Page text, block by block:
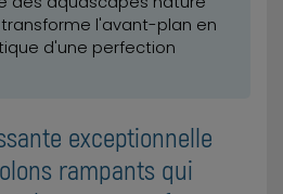
l'avant-plan en
d'une perfection
exceptionnelle
rampants qui